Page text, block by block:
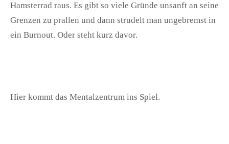
Hamsterrad raus. Es gibt so viele Gründe unsanft an seine
Grenzen zu prallen und dann strudelt man ungebremst in
ein Burnout. Oder steht kurz davor.
Hier kommt das Mentalzentrum ins Spiel.